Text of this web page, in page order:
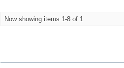
Now showing items 1-8 of 1